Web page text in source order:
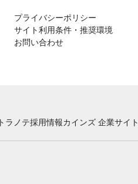
プライバシーポリシー
サイト利用条件・推奨環境
お問い合わせ
トラノテ採用情報カインズ 企業サイト